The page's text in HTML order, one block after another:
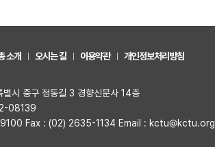
소개 오시는 길 이용약관 개인정보처리방침
시 중구 정동길 3 경향신문사 14층
08139
Fax : (02) 2635-1134 Email : kctu@kctu.org